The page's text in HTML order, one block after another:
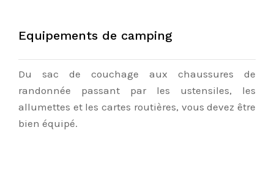
Equipements de camping
Du sac de couchage aux chaussures de
randonnée passant par les ustensiles, les
allumettes et les cartes routières, vous devez être
bien équipé.